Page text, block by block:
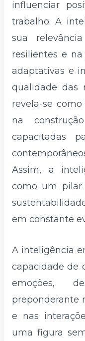
influenciar
trabalho. A
sua
resilientes e
adaptativas e
qualidade das
revela-se
na
capacitadas
Assim, a
como um pilar
em constante
A inteligência
capacidade de
emoções,
preponderante
e nas
uma figura